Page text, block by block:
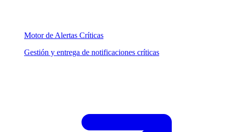
Motor de Alertas Críticas
Gestión y entrega de notificaciones críticas